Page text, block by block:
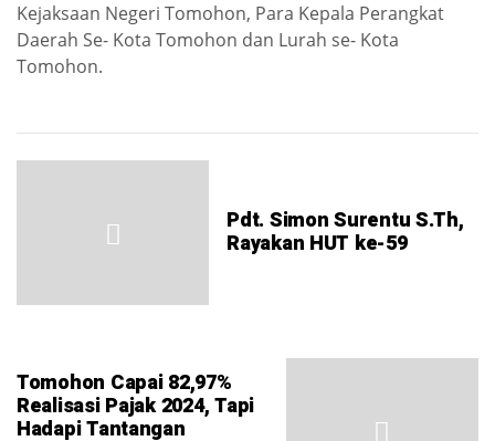
Kejaksaan Negeri Tomohon, Para Kepala Perangkat
Daerah Se- Kota Tomohon dan Lurah se- Kota
Tomohon.
Pdt. Simon Surentu S.Th,
Rayakan HUT ke-59
Tomohon Capai 82,97%
Realisasi Pajak 2024, Tapi
Hadapi Tantangan